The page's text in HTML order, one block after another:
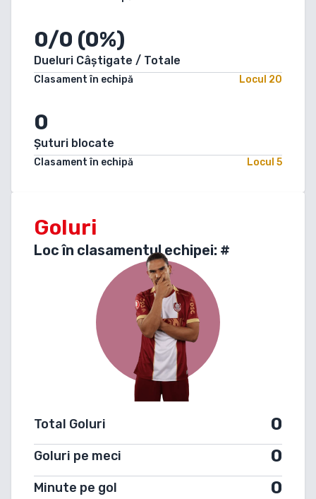
0/0 (0%)
Dueluri Câștigate / Totale
Clasament în echipă Locul 20
0
Șuturi blocate
Clasament în echipă Locul 5
Goluri
Loc în clasamentul echipei: #
Total Goluri 0
Goluri pe meci 0
Minute pe gol 0